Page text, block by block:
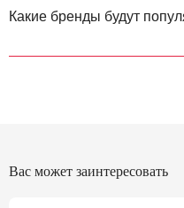
Какие бренды будут
Вас может заинтересовать